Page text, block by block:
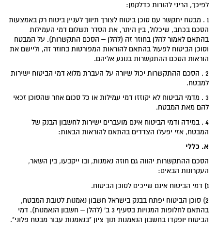
לפיכך, הריני להורות כדלקמן:
1 . מבטח יתקשר עם סוכן ביטוח לצורך תיווך לעניין ביטוח רק באמצעות
הסכם בכתב, שיכלול, בין היתר, את הסדר תשלום דמי העמילות
בהתאם לאמור להלן בחוזר זה (להלן – הסכם התקשרות). על המבטח
וסוכן הביטוח לפעול בהתאם להוראות המפורטות בחוזר זה, וליישם את
הוראות הסכם ההתקשרות בנוגע אליהם.
2 . הסכם ההתקשרות יכול שיורה על העברת מלוא דמי הביטוח ישירות
למבטח.
3 . מדמי הביטוח לא יקוזזו דמי עמילות או כל סכום אחר שהסוכן זכאי
להם מאת המבטח.
4 . במידה ודמי הביטוח אינם מועברים ישירות לחשבון הבנק של
המבטח, אזי יפעלו הצדדים בהתאם להוראות הבאות:
א. כללי
הסכם ההתקשרות יהווה גם חוזה נאמנות, ובו ייקבעו, בין השאר,
העקרונות הבאים:
1) דמי הביטוח אינם שייכים לסוכן הביטוח.
2) סוכן הביטוח יפתח בבנק בישראל חשבון נאמנות לטובת המבטח,
בהתאם לחלופות המנויות בסעיף 3 ב' (להלן – חשבון הנאמנות). דמי
הביטוח יופקדו בחשבון הנאמנות תוך ציון "בנאמנות עבור מבטח פלוני".